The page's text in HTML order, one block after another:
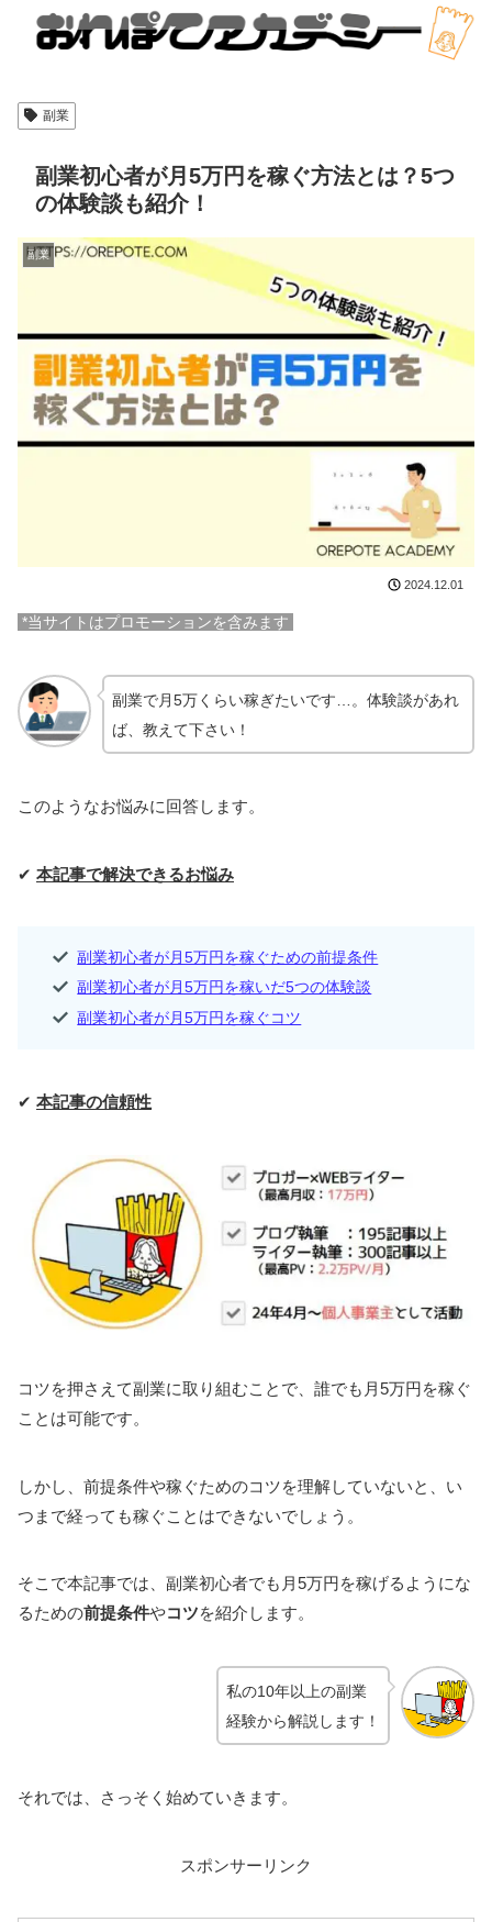
副業
副業初心者が月5万円を稼ぐ方法とは？5つ
の体験談も紹介！
副業
2024.12.01
*当サイトはプロモーションを含みます
副業で月5万くらい稼ぎたいです…。体験談があれ
ば、教えて下さい！
このようなお悩みに回答します。
✔ 本記事で解決できるお悩み
副業初心者が月5万円を稼ぐための前提条件
副業初心者が月5万円を稼いだ5つの体験談
副業初心者が月5万円を稼ぐコツ
✔ 本記事の信頼性
コツを押さえて副業に取り組むことで、誰でも月5万円を稼ぐ
ことは可能です。
しかし、前提条件や稼ぐためのコツを理解していないと、い
つまで経っても稼ぐことはできないでしょう。
そこで本記事では、副業初心者でも月5万円を稼げるようにな
るための前提条件やコツを紹介します。
私の10年以上の副業
経験から解説します！
それでは、さっそく始めていきます。
スポンサーリンク